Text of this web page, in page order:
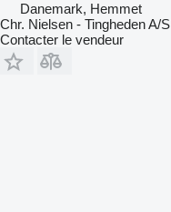
Danemark, Hemmet
Chr. Nielsen - Tingheden A/S
Contacter le vendeur